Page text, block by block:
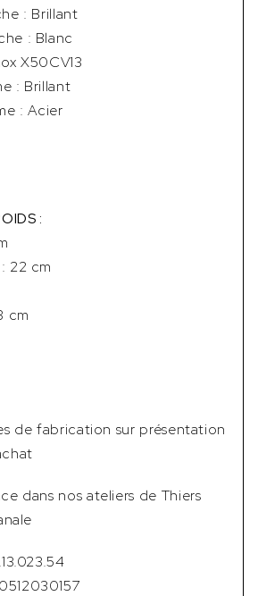
: Brillant
: Blanc
X50CV13
: Brillant
: Acier
:
22 cm
cm
de fabrication sur présentation
dans nos ateliers de Thiers